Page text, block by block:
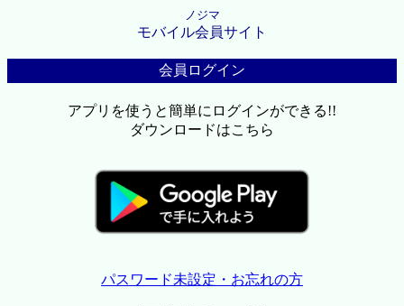
ノジマ
モバイル会員サイト
会員ログイン
アプリを使うと簡単にログインができる!!
ダウンロードはこちら
パスワード未設定・お忘れの方